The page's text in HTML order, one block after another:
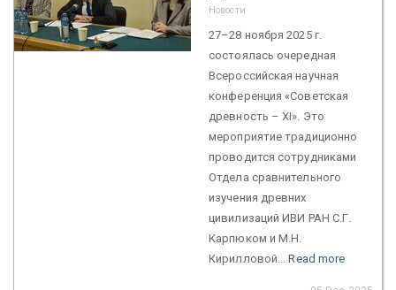
Новости
27–28 ноября 2025 г.
состоялась очередная
Всероссийская научная
конференция «Советская
древность – XI». Это
мероприятие традиционно
проводится сотрудниками
Отдела сравнительного
изучения древних
цивилизаций ИВИ РАН С.Г.
Карпюком и М.Н.
Кирилловой...Read more